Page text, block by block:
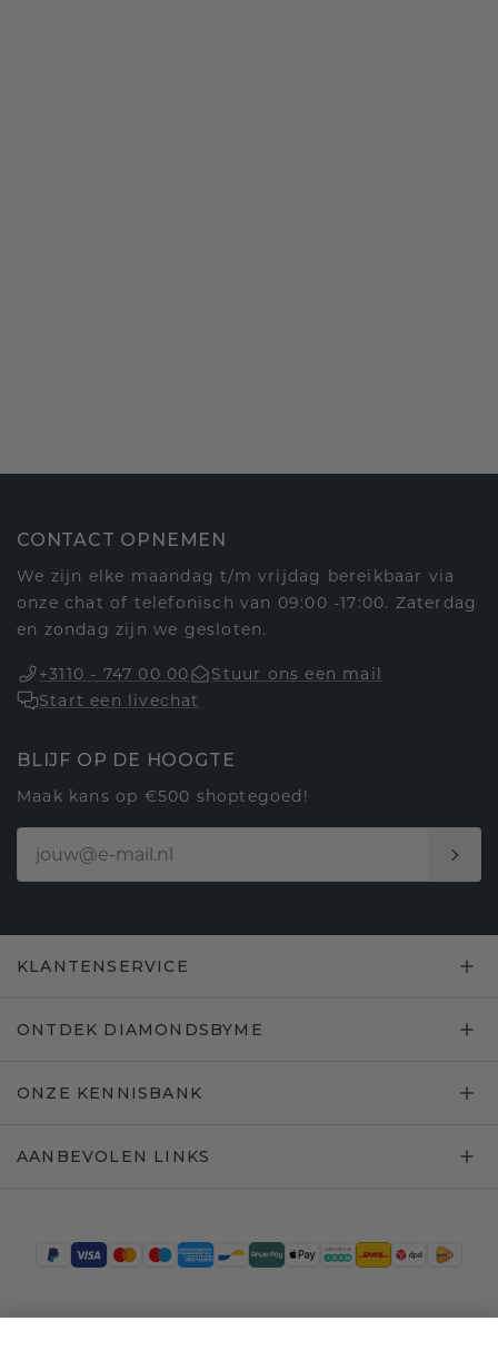
CONTACT OPNEMEN
We zijn elke maandag t/m vrijdag bereikbaar via
onze chat of telefonisch van 09:00 -17:00. Zaterdag
en zondag zijn we gesloten.
+3110 - 747 00 00
Stuur ons een mail
Start een livechat
BLIJF OP DE HOOGTE
Maak kans op €500 shoptegoed!
KLANTENSERVICE
ONTDEK DIAMONDSBYME
ONZE KENNISBANK
AANBEVOLEN LINKS